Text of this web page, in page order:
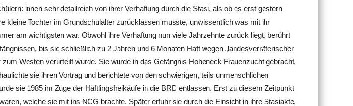
innen sehr detailreich von ihrer Verhaftung durch die Stasi, als ob es erst gestern
kleine Tochter im Grundschulalter zurücklassen musste, unwissentlich was mit ihr
am wichtigsten war. Obwohl ihre Verhaftung nun viele Jahrzehnte zurück liegt, berührt
bis sie schließlich zu 2 Jahren und 6 Monaten Haft wegen „landesverräterischer
Westen verurteilt wurde. Sie wurde in das Gefängnis Hoheneck Frauenzucht gebracht,
sie ihren Vortrag und berichtete von den schwierigen, teils unmenschlichen
sie 1985 im Zuge der Häftlingsfreikäufe in die BRD entlassen. Erst zu diesem Zeitpunkt
welche sie mit ins NCG brachte. Später erfuhr sie durch die Einsicht in ihre Stasiakte,